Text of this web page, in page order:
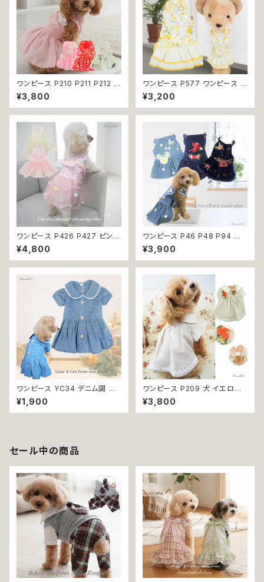
ワンピース P210 P211 P212 犬
イエロー ピンク ホワイト レッド
レモン 蝶 フラワー 猫 ペット 服
犬服 犬の服 犬洋服 犬の洋服
洋服 dog ドッグウェア ドッグウ
エア 女の子 小型犬 おしゃれ か
わいい 可愛い 透け感 コットン
返品交換不可
¥3,800
ワンピース P577 ワンピース ド
レス ハンドメイド 花 スカート ト
ップス ティアードスカート 春 夏
パピー 小型犬 犬 猫 ペット 服
ウェア おしゃれ かわいい お出
かけ 返品交換不可
¥3,200
ワンピース P426 P427 ピンク
ホワイト ハンドメイド ビーズ 揺
れる リボン レース ドッグウェア
春夏 ドッグウエア ドッグ ウェア
プル 犬洋服 猫洋服 春 夏 洋服
女の子 男の子 小型 おしゃれ か
わいい 送料無料 返品交換不可
¥4,800
ワンピース P46 P48 P94 犬
服 フラワー デニム調 トップス ナ
チュラル ハンドメイド ブルー 青
花 パール風 ビーズ ドッグ ウェ
服 犬の服 犬洋服 洋服 女の子
小型 小型犬 猫 おしゃれ かわい
い 返品交換不可
¥3,900
ワンピース YC34 デニム調 紺
レース シンプル 女の子 春 夏
犬 犬服 小型 猫 服 洋服 ペット
dog ドッグウェア おしゃれ かわ
¥1,900
ワンピース P209 犬 イエロー
ナチュラル 猫 ペット 服 犬服 犬
の服 犬洋服 犬の洋服 洋服 猫
服 猫の服 猫洋服 猫の洋服 do
¥3,800
セール中の商品